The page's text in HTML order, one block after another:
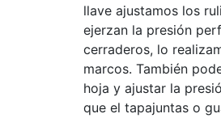
llave ajustamos los
ejerzan la presión
cerraderos, lo
marcos. También
hoja y ajustar la
que el tapajuntas o